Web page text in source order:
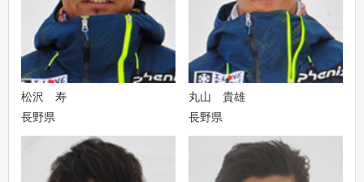
松沢 寿
長野県
丸山 貴雄
長野県